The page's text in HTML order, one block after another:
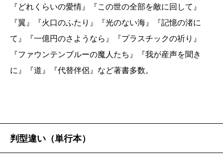
『どれくらいの愛情』『この世の全部を敵に回して』
『翼』『火口のふたり』『光のない海』『記憶の渚に
て』『一億円のさようなら』『プラスチックの祈り』
『ファウンテンブルーの魔人たち』『我が産声を聞き
に』『道』『代替伴侶』など著書多数。
判型違い（単行本）